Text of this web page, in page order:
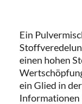
Ein
einen hohen
ein Glied in
Informationen